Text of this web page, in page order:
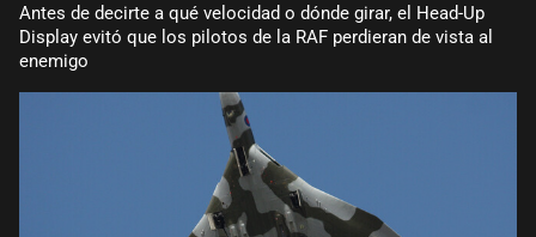
Antes de decirte a qué velocidad o dónde girar, el Head-Up
Display evitó que los pilotos de la RAF perdieran de vista al
enemigo